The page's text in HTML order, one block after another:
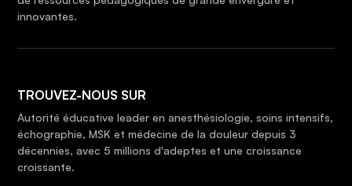
innovantes.
TROUVEZ-NOUS SUR
Autorité éducative leader en anesthésiologie, soins intensifs,
échographie, MSK et médecine de la douleur depuis 3
décennies, avec 5 millions d'adeptes et une croissance
croissante.